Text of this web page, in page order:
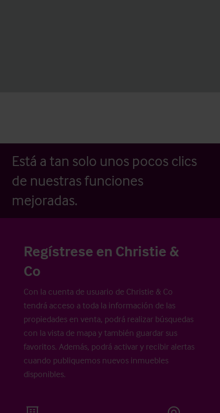
Está a tan solo unos pocos clics
de nuestras funciones
mejoradas.
Regístrese en Christie &
Co
Con la cuenta de usuario de Christie & Co
tendrá acceso a toda la información de las
propiedades en venta, podrá realizar búsquedas
con la vista de mapa y también guardar sus
favoritos. Además, podrá activar y recibir alertas
cuando publiquemos nuevos inmuebles
disponibles.